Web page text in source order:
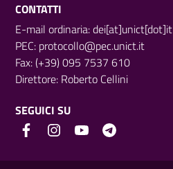
CONTATTI
E-mail ordinaria: dei[at]unict[dot]it
PEC: protocollo@pec.unict.it
Fax: (+39) 095 7537 610
Direttore: Roberto Cellini
SEGUICI SU